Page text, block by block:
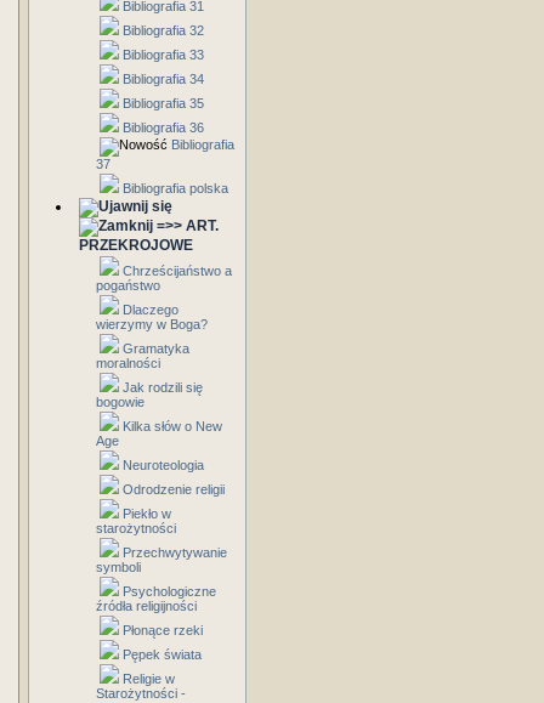
Bibliografia 31
Bibliografia 32
Bibliografia 33
Bibliografia 34
Bibliografia 35
Bibliografia 36
Bibliografia
37
Bibliografia polska
=>> ART.
PRZEKROJOWE
Chrześcijaństwo a
pogaństwo
Dlaczego
wierzymy w Boga?
Gramatyka
moralności
Jak rodzili się
bogowie
Kilka słów o New
Age
Neuroteologia
Odrodzenie religii
Piekło w
starożytności
Przechwytywanie
symboli
Psychologiczne
źródła religijności
Płonące rzeki
Pępek świata
Religie w
Starożytności -